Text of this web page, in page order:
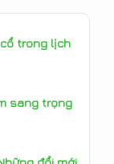
trong lịch
sang trọng